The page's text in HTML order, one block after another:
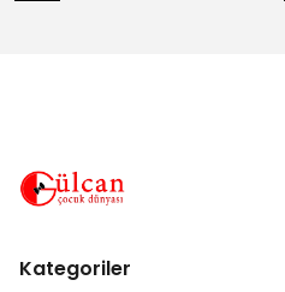
Kategoriler